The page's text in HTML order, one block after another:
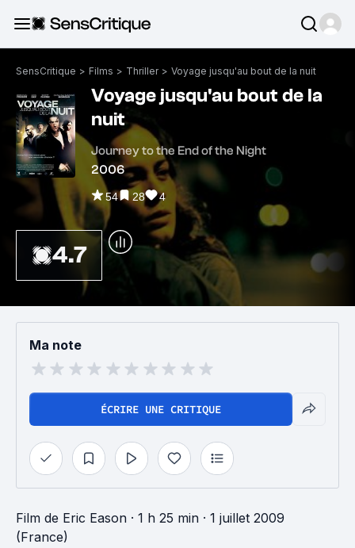
SensCritique > Films > Thriller > Voyage jusqu'au bout de la nuit
Voyage jusqu'au bout de la
nuit
Journey to the End of the Night
2006
54 28 4
4.7
Ma note
ÉCRIRE UNE CRITIQUE
Film de Eric Eason · 1 h 25 min · 1 juillet 2009
(France)